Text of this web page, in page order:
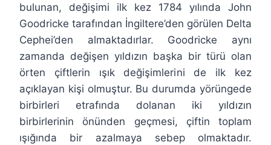
bulunan, değişimi ilk kez 1784 yılında John
Goodricke tarafından İngiltere’den görülen Delta
Cephei’den almaktadırlar. Goodricke aynı
zamanda değişen yıldızın başka bir türü olan
örten çiftlerin ışık değişimlerini de ilk kez
açıklayan kişi olmuştur. Bu durumda yörüngede
birbirleri etrafında dolanan iki yıldızın
birbirlerinin önünden geçmesi, çiftin toplam
ışığında bir azalmaya sebep olmaktadır.